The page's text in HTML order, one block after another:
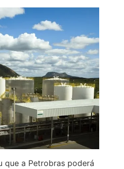
que a Petrobras poderá